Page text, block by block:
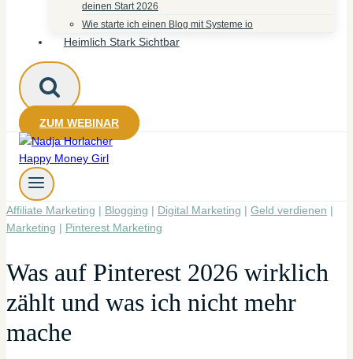
deinen Start 2026
Wie starte ich einen Blog mit Systeme io
Heimlich Stark Sichtbar
ZUM WEBINAR
Affiliate Marketing | Blogging | Digital Marketing | Geld verdienen |
Marketing | Pinterest Marketing
Was auf Pinterest 2026 wirklich
zählt und was ich nicht mehr
mache